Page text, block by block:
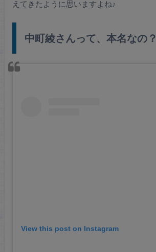
えてきたように思いますよね♪
中町綾さんって、本名なの？
View this post on Instagram